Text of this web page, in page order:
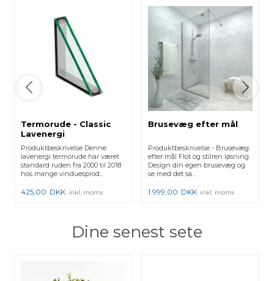
Termorude - Classic
Lavenergi
Produktbeskrivelse Denne
lavenergi termorude har været
standard ruden fra 2000 til 2018
hos mange vinduesprod...
425,00 DKK inkl. moms
Brusevæg efter mål
Produktbeskrivelse - Brusevæg
efter mål Flot og stilren løsning.
Design din egen brusevæg og
se med det sa...
1.999,00 DKK inkl. moms
Dine senest sete